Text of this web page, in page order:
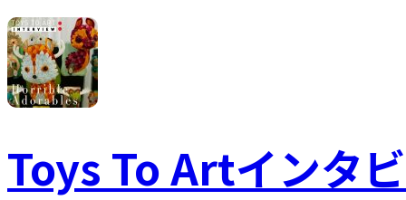
Toys To Artインタ